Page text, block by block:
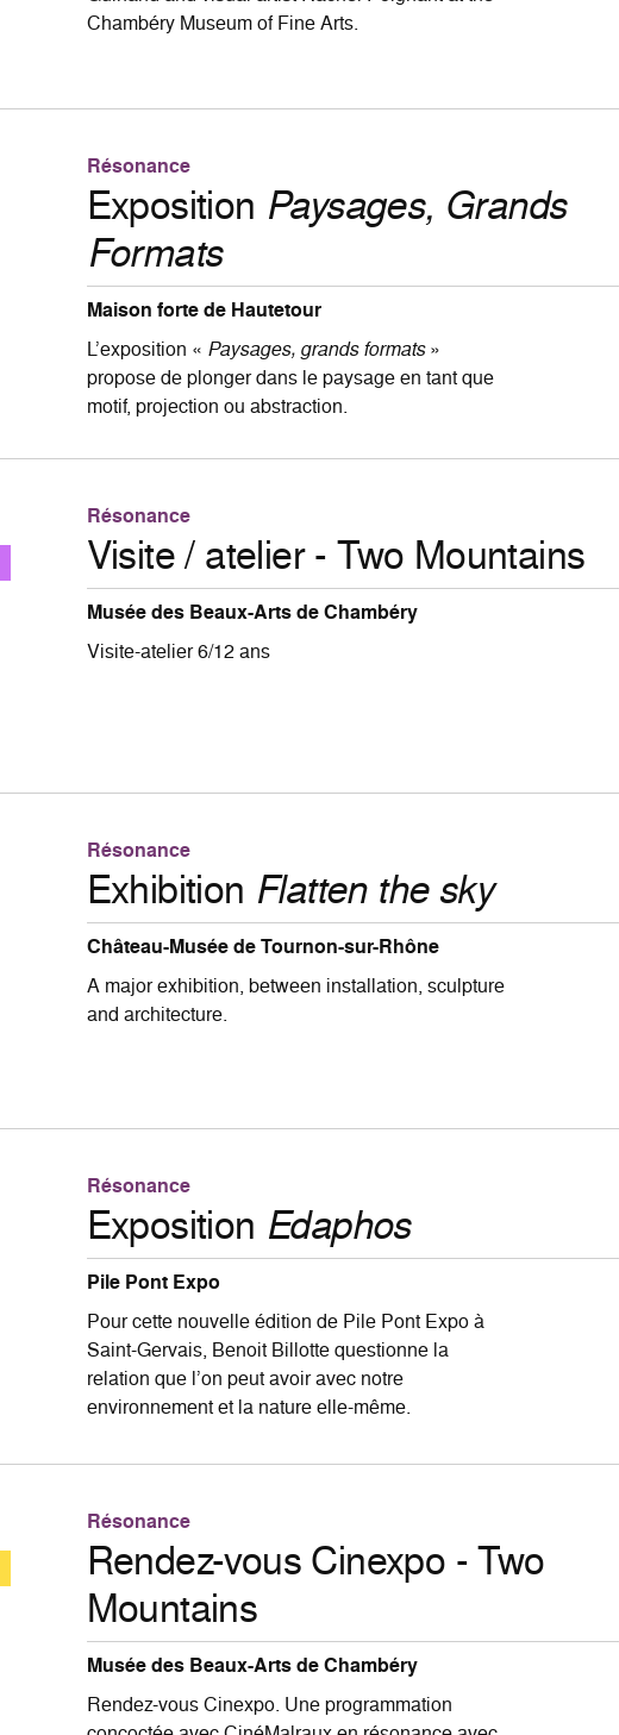
Chambéry Museum of Fine Arts.
Résonance
Exposition Paysages, Grands
Formats
Maison forte de Hautetour
L’exposition « Paysages, grands formats»
propose de plonger dans le paysage en tant que
motif, projection ou abstraction.
Résonance
Visite / atelier - Two Mountains
Musée des Beaux-Arts de Chambéry
Visite-atelier 6/12 ans
Résonance
Exhibition Flatten the sky
Château-Musée de Tournon-sur-Rhône
A major exhibition, between installation, sculpture
and architecture.
Résonance
Exposition Edaphos
Pile Pont Expo
Pour cette nouvelle édition de Pile Pont Expo à
Saint-Gervais, Benoit Billotte questionne la
relation que l’on peut avoir avec notre
environnement et la nature elle-même.
Résonance
Rendez-vous Cinexpo - Two
Mountains
Musée des Beaux-Arts de Chambéry
Rendez-vous Cinexpo. Une programmation